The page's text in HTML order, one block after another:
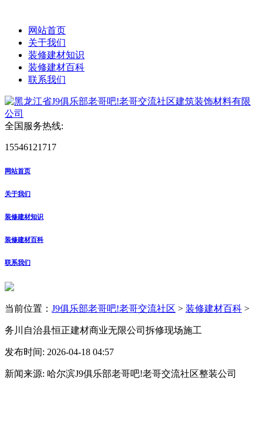
网站首页
关于我们
装修建材知识
装修建材百科
联系我们
全国服务热线:
15546121717
网站首页
关于我们
装修建材知识
装修建材百科
联系我们
当前位置： J9俱乐部老哥吧!老哥交流社区 > 装修建材百科 >
务川自治县恒正建材商业无限公司拆修现场施工
发布时间: 2026-04-18 04:57
新闻来源: 哈尔滨J9俱乐部老哥吧!老哥交流社区整装公司